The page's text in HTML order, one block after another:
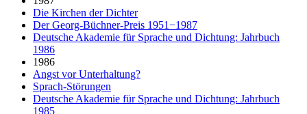
Die Kirchen der Dichter
Der Georg-Büchner-Preis 1951−1987
Deutsche Akademie für Sprache und Dichtung: Jahrbuch
1986
1986
Angst vor Unterhaltung?
Sprach-Störungen
Deutsche Akademie für Sprache und Dichtung: Jahrbuch
1985